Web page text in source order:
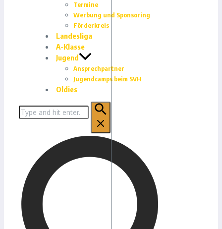
Termine
Werbung und Sponsoring
Förderkreis
Landesliga
A-Klasse
Jugend
Ansprechpartner
Jugendcamps beim SVH
Oldies
Suchen
nach: